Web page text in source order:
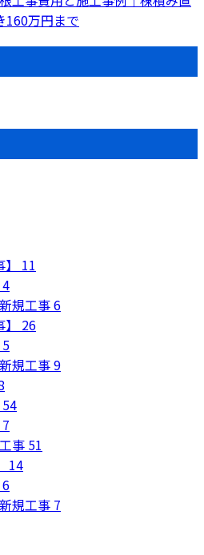
160万円まで
11
4
規工事6
26
5
規工事9
54
7
事 51
14
6
規工事 7